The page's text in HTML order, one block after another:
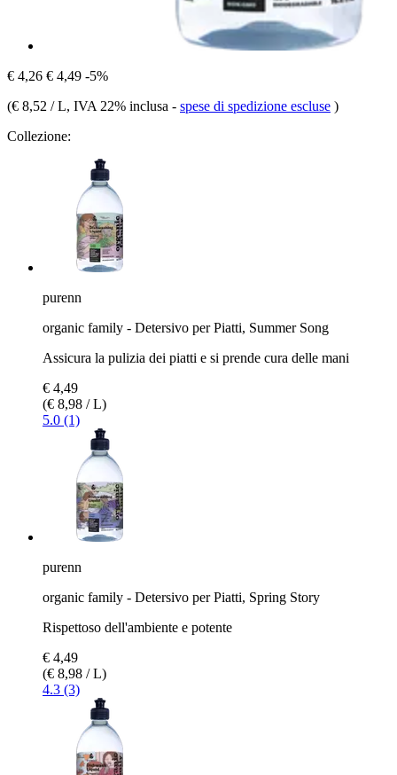
€ 4,26 € 4,49 -5%
(€ 8,52 / L, IVA 22% inclusa - spese di spedizione escluse )
Collezione:
purenn
organic family - Detersivo per Piatti, Summer Song
Assicura la pulizia dei piatti e si prende cura delle mani
€ 4,49
(€ 8,98 / L)
5.0 (1)
purenn
organic family - Detersivo per Piatti, Spring Story
Rispettoso dell'ambiente e potente
€ 4,49
(€ 8,98 / L)
4.3 (3)